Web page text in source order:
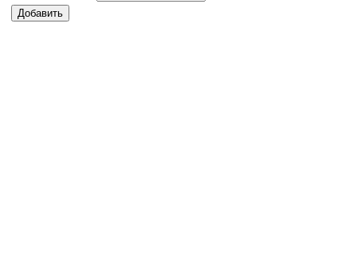
Добавить